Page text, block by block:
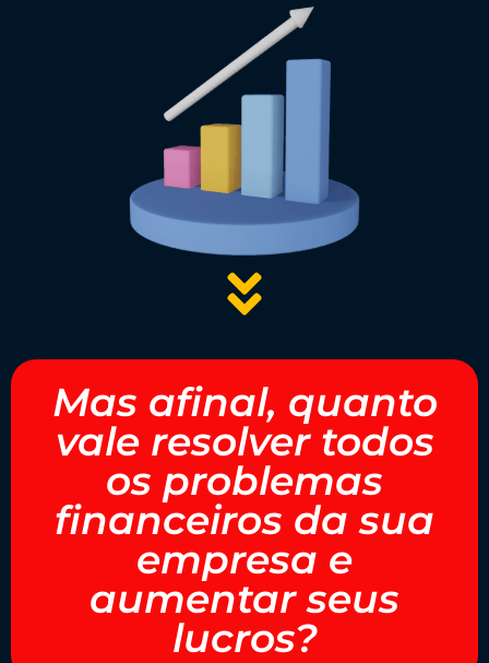
Mas afinal, quanto
vale resolver todos
os problemas
financeiros da sua
empresa e
aumentar seus
lucros?